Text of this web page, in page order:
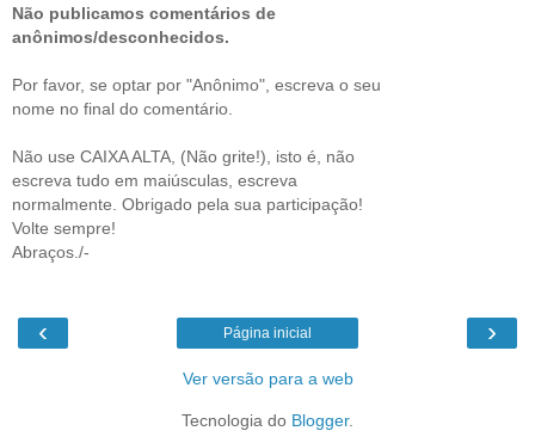
Não publicamos comentários de
anônimos/desconhecidos.
Por favor, se optar por "Anônimo", escreva o seu
nome no final do comentário.
Não use CAIXA ALTA, (Não grite!), isto é, não
escreva tudo em maiúsculas, escreva
normalmente. Obrigado pela sua participação!
Volte sempre!
Abraços./-
‹ ›
Página inicial
Ver versão para a web
Tecnologia do Blogger.